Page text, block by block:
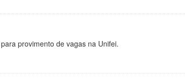
provimento de vagas na Unifei.